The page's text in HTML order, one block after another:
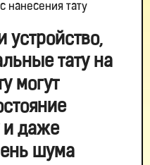
нанесения тату
устройство,
тату на
могут
и даже
шума